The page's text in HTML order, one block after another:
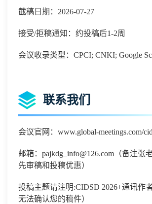
截稿日期：2026-07-27
接受/拒稿通知：约投稿后1-2周
会议收录类型：CPCI; CNKI; Google
联系我们
会议官网： www.global-meetings.com/
邮箱： pajkdg_info@126.com （备注张
先审稿和投稿优惠）
投稿主题请注明:CIDSD 2026+通讯作
无法确认您的稿件）